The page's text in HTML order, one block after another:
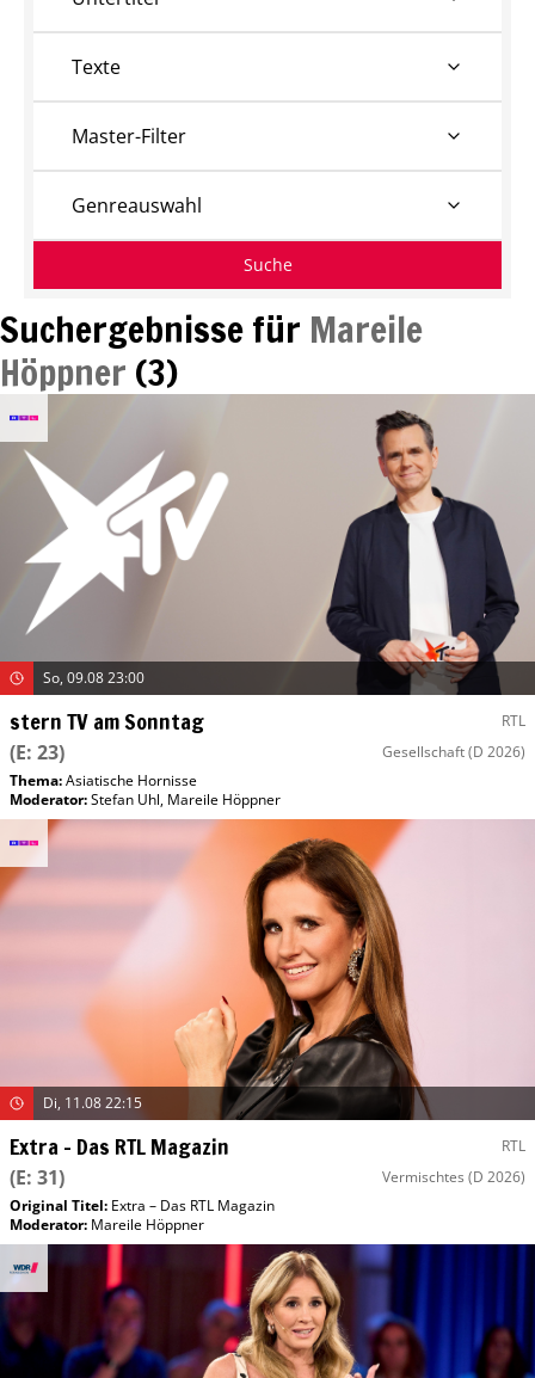
Suchergebnisse für Mareile
Höppner (3)
So, 09.08 23:00
stern TV am Sonntag RTL
(E: 23) Gesellschaft(D 2026)
Thema:Asiatische Hornisse
Moderator:Stefan Uhl, Mareile Höppner
Di, 11.08 22:15
Extra – Das RTL Magazin RTL
(E: 31) Vermischtes (D 2026)
Original Titel: Extra – Das RTL Magazin
Moderator: Mareile Höppner
Texte
Master-Filter
Genreauswahl
Suche